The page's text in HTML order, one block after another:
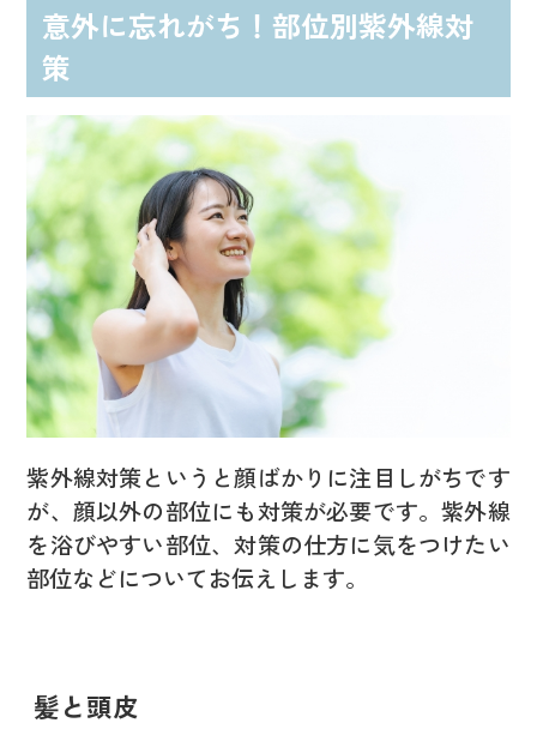
意外に忘れがち！部位別紫外線対
策
紫外線対策というと顔ばかりに注目しがちです
が、顔以外の部位にも対策が必要です。紫外線
を浴びやすい部位、対策の仕方に気をつけたい
部位などについてお伝えします。
髪と頭皮